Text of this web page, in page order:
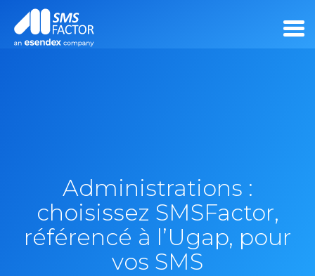
Administrations :
choisissez SMSFactor,
référencé à l’Ugap, pour
vos SMS